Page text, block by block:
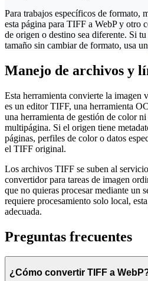
Para trabajos específicos de formato,
esta página para TIFF a WebP y otro
de origen o destino sea diferente. Si
tamaño sin cambiar de formato, usa un
Manejo de archivos y
Esta herramienta convierte la imagen
es un editor TIFF, una herramienta
una herramienta de gestión de color
multipágina. Si el origen tiene
páginas, perfiles de color o datos
el TIFF original.
Los archivos TIFF se suben al
convertidor para tareas de imagen
que no quieras procesar mediante un
requiere procesamiento solo local,
adecuada.
Preguntas frecuentes
¿Cómo convertir TIFF a